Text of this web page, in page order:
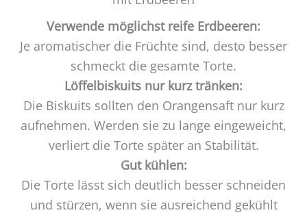
Verwende möglichst reife Erdbeeren:
Je aromatischer die Früchte sind, desto besser
schmeckt die gesamte Torte.
Löffelbiskuits nur kurz tränken:
Die Biskuits sollten den Orangensaft nur kurz
aufnehmen. Werden sie zu lange eingeweicht,
verliert die Torte später an Stabilität.
Gut kühlen:
Die Torte lässt sich deutlich besser schneiden
und stürzen, wenn sie ausreichend gekühlt